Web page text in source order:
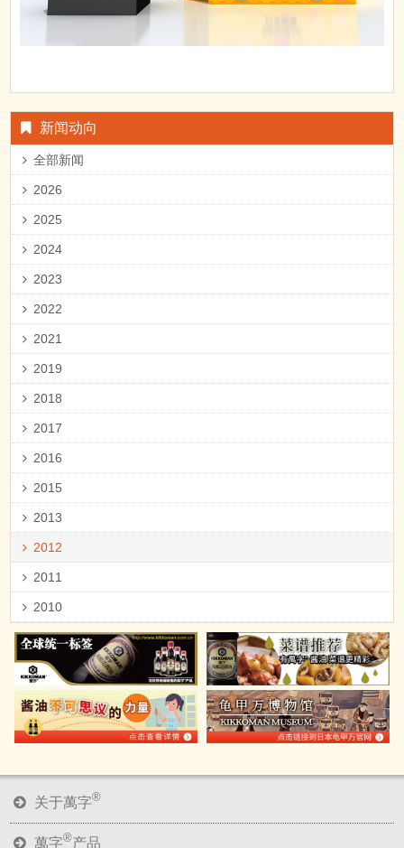
新闻动向
全部新闻
2026
2025
2024
2023
2022
2021
2019
2018
2017
2016
2015
2013
2012
2011
2010
关于萬字®
萬字®产品